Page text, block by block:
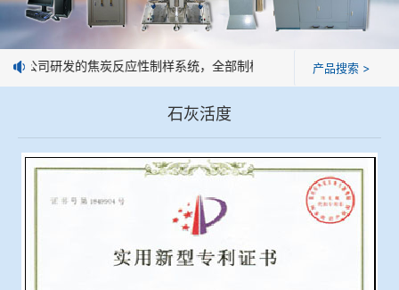
球团矿/烧结矿/块矿高温冶金性能检测系统
烧结/球团优化配矿研究设备
高炉配吹煤检测设备
企业业绩
技术交流
标准下载
企业荣誉
我公司研发的焦炭反应性制样系统，全部制样过程机械化操作，没有
产品搜索 >
石灰活度